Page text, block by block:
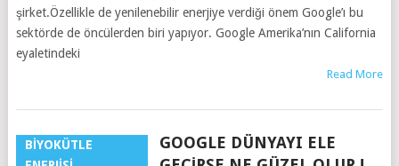
şirket.Özellikle de yenilenebilir enerjiye verdiği önem Google’ı bu
sektörde de öncülerden biri yapıyor. Google Amerika’nın California
eyaletindeki
Read More
BIYOKÜTLE
GOOGLE DÜNYAYI ELE